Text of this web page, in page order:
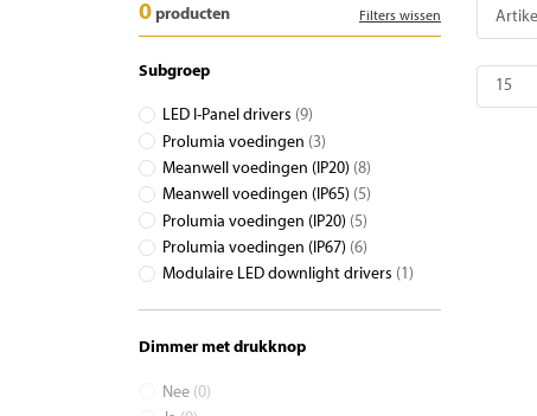
0 producten Filters wissen
Subgroep
LED I-Panel drivers (9)
Prolumia voedingen (3)
Meanwell voedingen (IP20) (8)
Meanwell voedingen (IP65) (5)
Prolumia voedingen (IP20) (5)
Prolumia voedingen (IP67) (6)
Modulaire LED downlight drivers (1)
Dimmer met drukknop
Nee (0)